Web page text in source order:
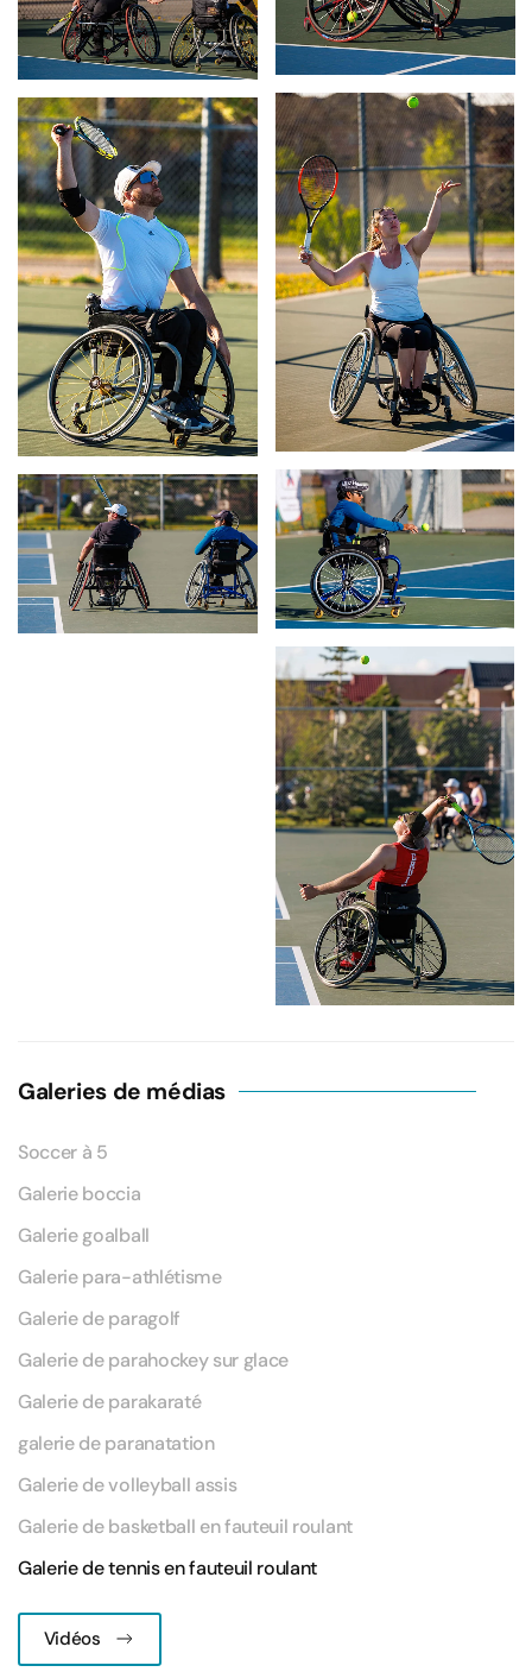
Galeries de médias
Soccer à 5
Galerie boccia
Galerie goalball
Galerie para-athlétisme
Galerie de paragolf
Galerie de parahockey sur glace
Galerie de parakaraté
galerie de paranatation
Galerie de volleyball assis
Galerie de basketball en fauteuil roulant
Galerie de tennis en fauteuil roulant
Vidéos